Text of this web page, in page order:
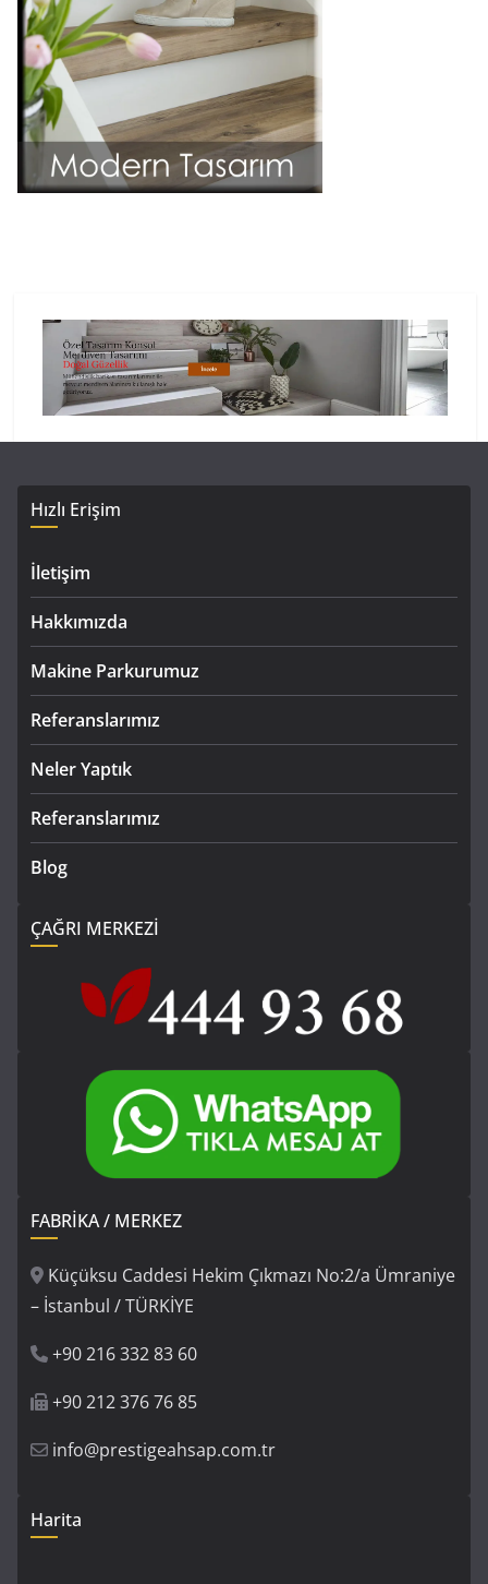
Hızlı Erişim
İletişim
Hakkımızda
Makine Parkurumuz
Referanslarımız
Neler Yaptık
Referanslarımız
Blog
ÇAĞRI MERKEZİ
FABRİKA / MERKEZ
Küçüksu Caddesi Hekim Çıkmazı No:2/a Ümraniye
– İstanbul / TÜRKİYE
+90 216 332 83 60
+90 212 376 76 85
info@prestigeahsap.com.tr
Harita